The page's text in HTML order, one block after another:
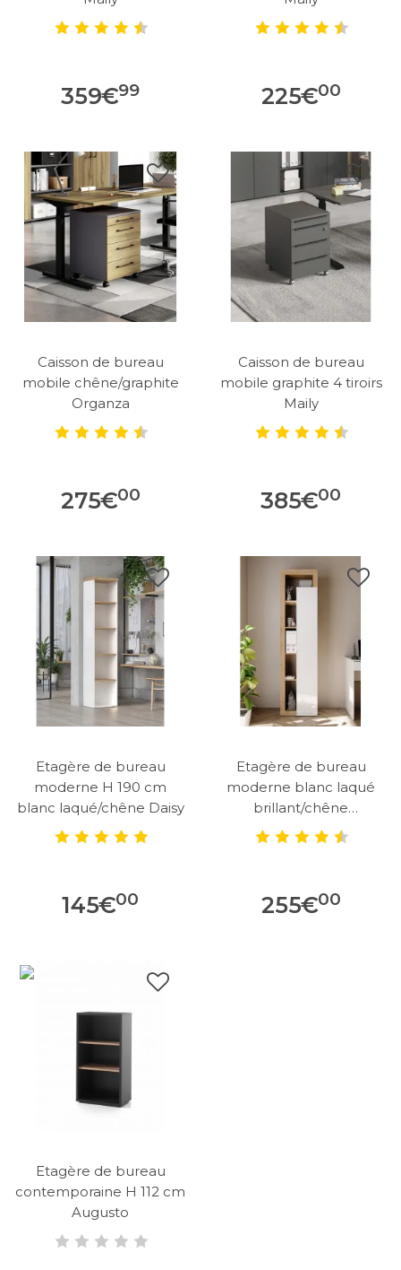
359€99 225€00
Caisson de bureau
mobile chêne/graphite
Organza
275€00
Caisson de bureau
mobile graphite 4 tiroirs
Maily
385€00
Etagère de bureau
moderne H 190 cm
blanc laqué/chêne Daisy
145€00
Etagère de bureau
moderne blanc laqué
brillant/chêne
Dortmund
255€00
Etagère de bureau
contemporaine H 112 cm
Augusto